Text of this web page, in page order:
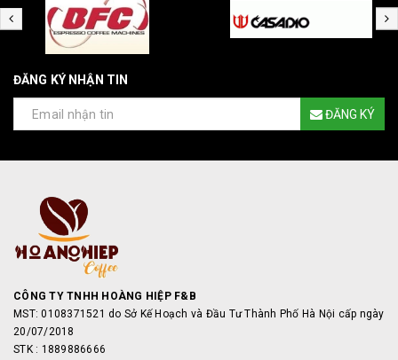
ĐĂNG KÝ NHẬN TIN
ĐĂNG KÝ
CÔNG TY TNHH HOÀNG HIỆP F&B
MST: 0108371521 do Sở Kế Hoạch và Đầu Tư Thành Phố Hà Nội cấp ngày
20/07/2018
STK : 1889886666